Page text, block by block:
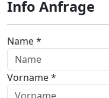
Info Anfrage
Name *
Vorname *